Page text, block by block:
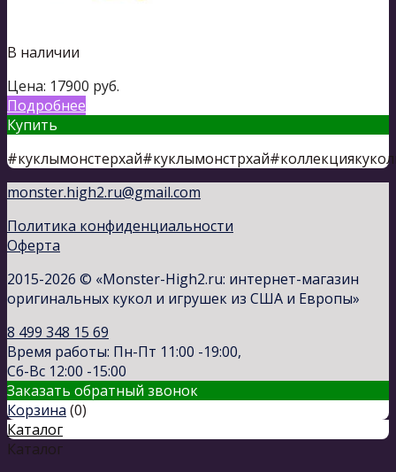
В наличии
Цена: 17900 руб.
Подробнее
Купить
monster.high2.ru@gmail.com
Политика конфиденциальности
Оферта
2015-2026 © «Monster-High2.ru: интернет-магазин
оригинальных кукол и игрушек из США и Европы»
8 499 348 15 69
Время работы: Пн-Пт 11:00 -19:00,
Сб-Вс 12:00 -15:00
Заказать обратный звонок
Корзина (0)
Каталог
Каталог